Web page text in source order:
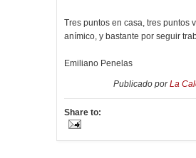
Tres puntos en casa, tres puntos
anímico, y bastante por seguir
Emiliano Penelas
Publicado porLa
Share to: